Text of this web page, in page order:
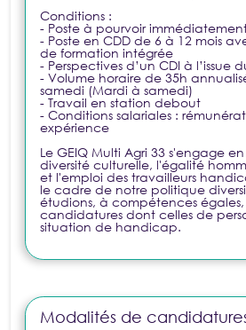
Conditions :
- Poste à pourvoir
- Poste en CDD de 6 à 12 mois
de formation intégrée
- Perspectives d’un CDI à l’issue
- Volume horaire de 35h
samedi (Mardi à samedi)
- Travail en station debout
- Conditions salariales :
expérience
Le GEIQ Multi Agri 33 s'engage
diversité culturelle, l'égalité
et l'emploi des travailleurs
le cadre de notre politique
étudions, à compétences
candidatures dont celles de
situation de handicap.
Modalités de